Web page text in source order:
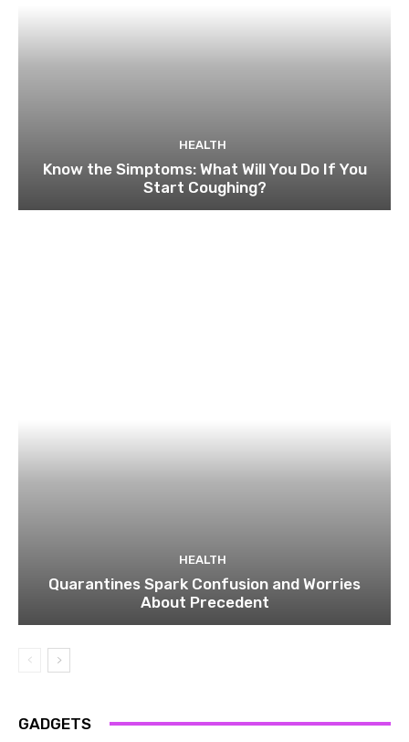
HEALTH
Know the Simptoms: What Will You Do If You
Start Coughing?
HEALTH
Quarantines Spark Confusion and Worries
About Precedent
GADGETS